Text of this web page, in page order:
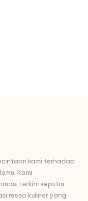
kami terhadap
Kami
terkini seputar
resep kuliner yang